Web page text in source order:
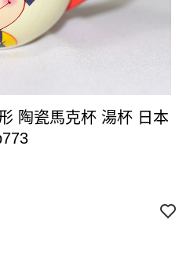
陶瓷馬克杯 湯杯 日本